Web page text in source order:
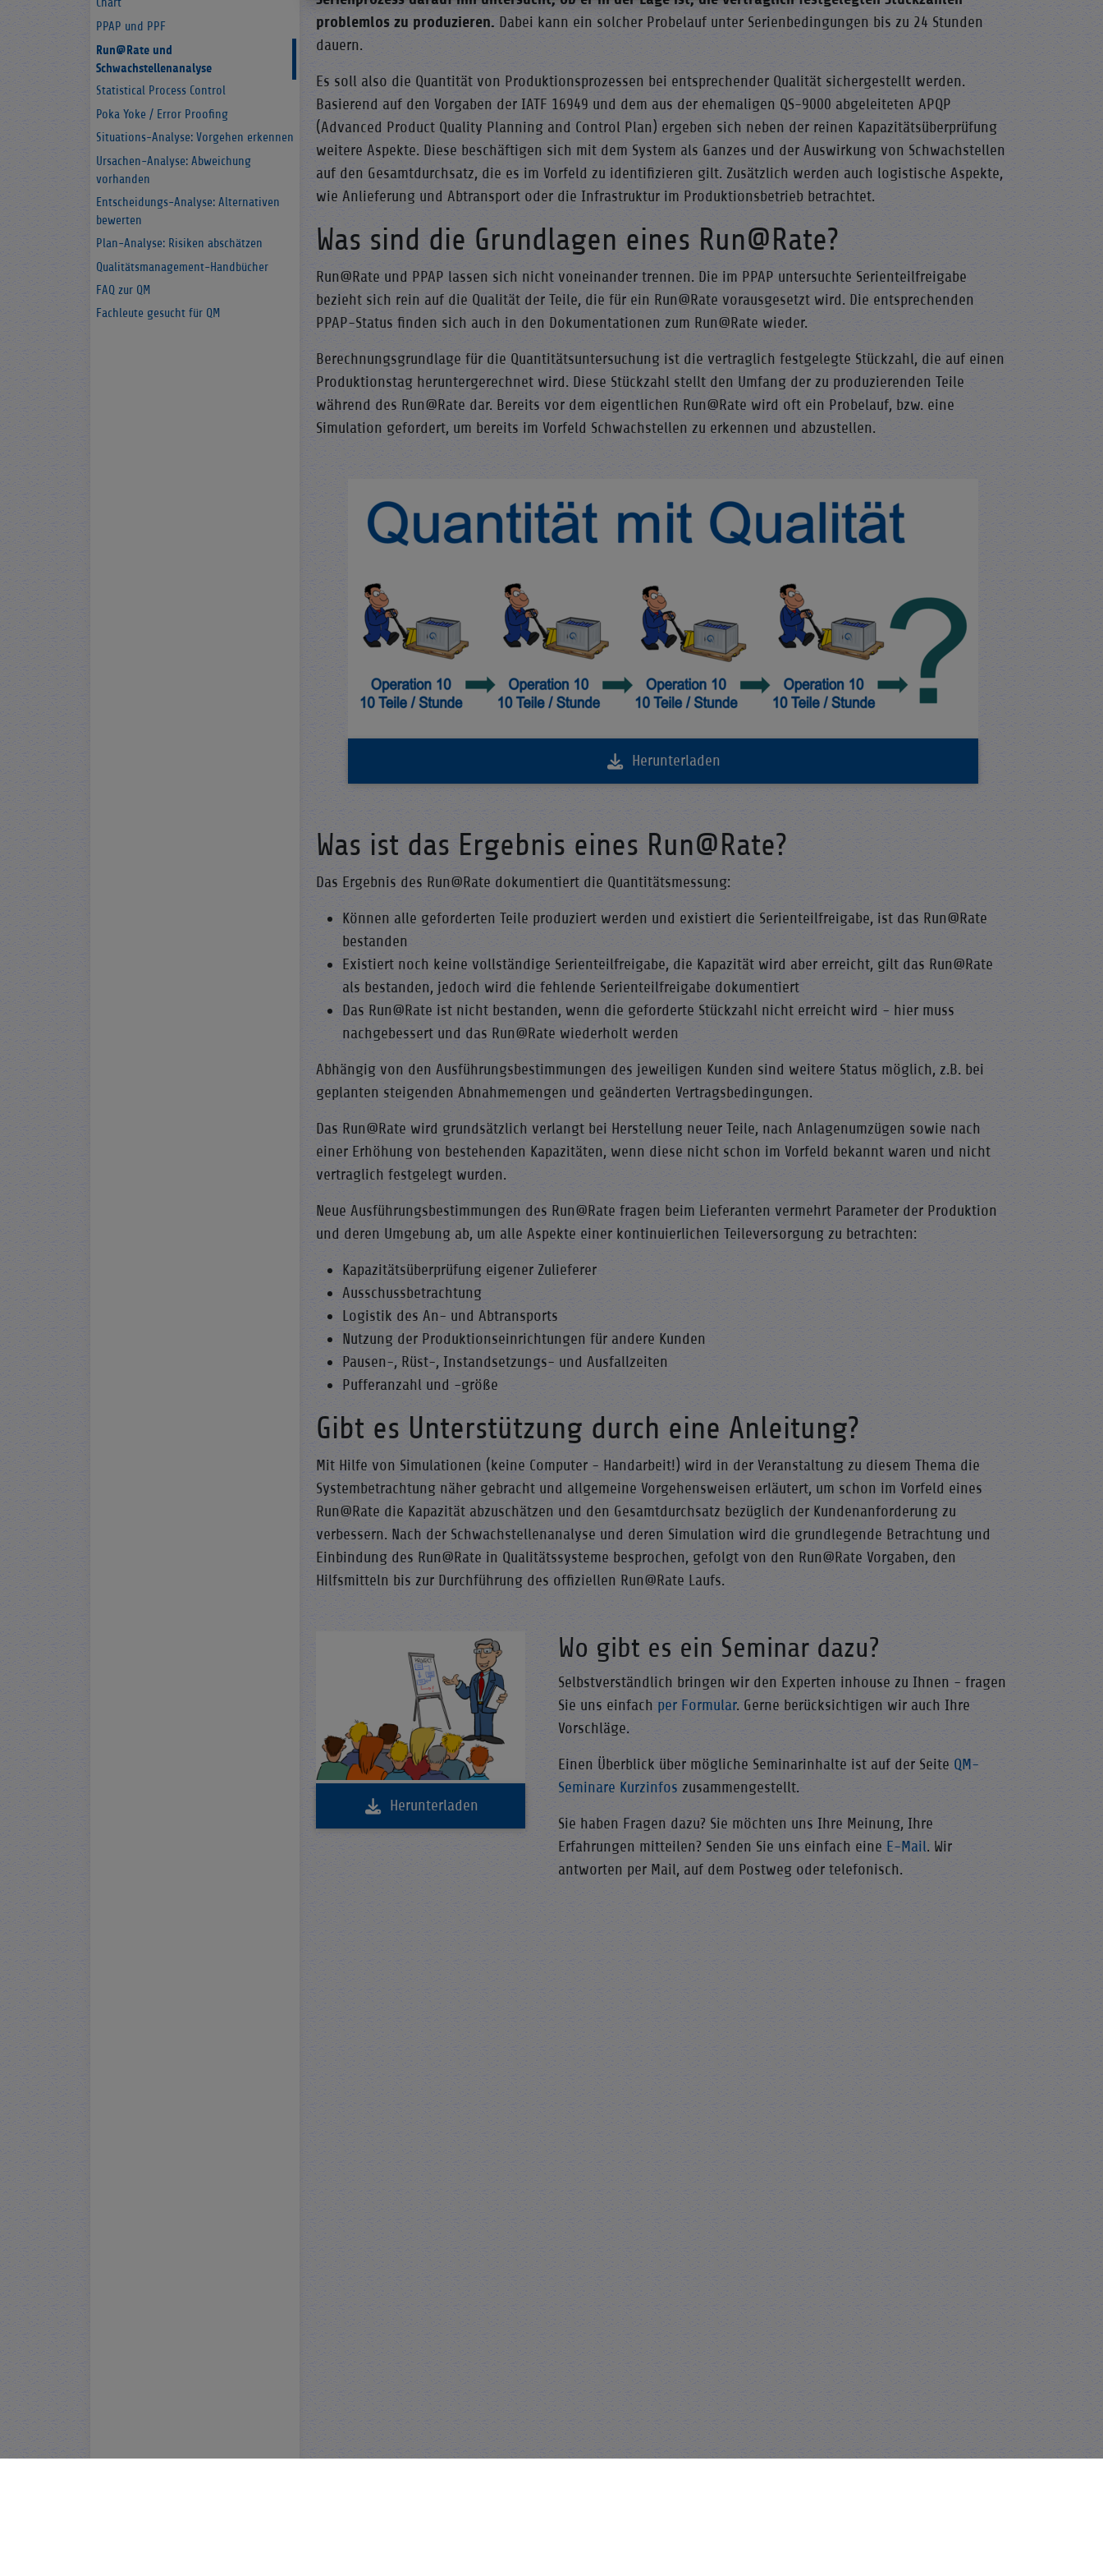
Chart
PPAP und PPF
Run@Rate und
Schwachstellenanalyse
Statistical Process Control
Poka Yoke / Error Proofing
Situations-Analyse: Vorgehen erkennen
Ursachen-Analyse: Abweichung
vorhanden
Entscheidungs-Analyse: Alternativen
bewerten
Plan-Analyse: Risiken abschätzen
Qualitätsmanagement-Handbücher
FAQ zur QM
Fachleute gesucht für QM
problemlos zu produzieren. Dabei kann ein solcher Probelauf unter Serienbedingungen bis zu 24 Stunden
dauern.
Es soll also die Quantität von Produktionsprozessen bei entsprechender Qualität sichergestellt werden.
Basierend auf den Vorgaben der IATF 16949 und dem aus der ehemaligen QS-9000 abgeleiteten APQP
(Advanced Product Quality Planning and Control Plan) ergeben sich neben der reinen Kapazitätsüberprüfung
weitere Aspekte. Diese beschäftigen sich mit dem System als Ganzes und der Auswirkung von Schwachstellen
auf den Gesamtdurchsatz, die es im Vorfeld zu identifizieren gilt. Zusätzlich werden auch logistische Aspekte,
wie Anlieferung und Abtransport oder die Infrastruktur im Produktionsbetrieb betrachtet.
Was sind die Grundlagen eines Run@Rate?
Run@Rate und PPAP lassen sich nicht voneinander trennen. Die im PPAP untersuchte Serienteilfreigabe
bezieht sich rein auf die Qualität der Teile, die für ein Run@Rate vorausgesetzt wird. Die entsprechenden
PPAP-Status finden sich auch in den Dokumentationen zum Run@Rate wieder.
Berechnungsgrundlage für die Quantitätsuntersuchung ist die vertraglich festgelegte Stückzahl, die auf einen
Produktionstag heruntergerechnet wird. Diese Stückzahl stellt den Umfang der zu produzierenden Teile
während des Run@Rate dar. Bereits vor dem eigentlichen Run@Rate wird oft ein Probelauf, bzw. eine
Simulation gefordert, um bereits im Vorfeld Schwachstellen zu erkennen und abzustellen.
Herunterladen
Was ist das Ergebnis eines Run@Rate?
Das Ergebnis des Run@Rate dokumentiert die Quantitätsmessung:
Können alle geforderten Teile produziert werden und existiert die Serienteilfreigabe, ist das Run@Rate
bestanden
Existiert noch keine vollständige Serienteilfreigabe, die Kapazität wird aber erreicht, gilt das Run@Rate
als bestanden, jedoch wird die fehlende Serienteilfreigabe dokumentiert
Das Run@Rate ist nicht bestanden, wenn die geforderte Stückzahl nicht erreicht wird - hier muss
nachgebessert und das Run@Rate wiederholt werden
Abhängig von den Ausführungsbestimmungen des jeweiligen Kunden sind weitere Status möglich, z.B. bei
geplanten steigenden Abnahmemengen und geänderten Vertragsbedingungen.
Das Run@Rate wird grundsätzlich verlangt bei Herstellung neuer Teile, nach Anlagenumzügen sowie nach
einer Erhöhung von bestehenden Kapazitäten, wenn diese nicht schon im Vorfeld bekannt waren und nicht
vertraglich festgelegt wurden.
Neue Ausführungsbestimmungen des Run@Rate fragen beim Lieferanten vermehrt Parameter der Produktion
und deren Umgebung ab, um alle Aspekte einer kontinuierlichen Teileversorgung zu betrachten:
Kapazitätsüberprüfung eigener Zulieferer
Ausschussbetrachtung
Logistik des An- und Abtransports
Nutzung der Produktionseinrichtungen für andere Kunden
Pausen-, Rüst-, Instandsetzungs- und Ausfallzeiten
Pufferanzahl und -größe
Gibt es Unterstützung durch eine Anleitung?
Mit Hilfe von Simulationen (keine Computer - Handarbeit!) wird in der Veranstaltung zu diesem Thema die
Systembetrachtung näher gebracht und allgemeine Vorgehensweisen erläutert, um schon im Vorfeld eines
Run@Rate die Kapazität abzuschätzen und den Gesamtdurchsatz bezüglich der Kundenanforderung zu
verbessern. Nach der Schwachstellenanalyse und deren Simulation wird die grundlegende Betrachtung und
Einbindung des Run@Rate in Qualitätssysteme besprochen, gefolgt von den Run@Rate Vorgaben, den
Hilfsmitteln bis zur Durchführung des offiziellen Run@Rate Laufs.
Herunterladen
Wo gibt es ein Seminar dazu?
Selbstverständlich bringen wir den Experten inhouse zu Ihnen - fragen
Sie uns einfach per Formular. Gerne berücksichtigen wir auch Ihre
Vorschläge.
Einen Überblick über mögliche Seminarinhalte ist auf der Seite QM-
Seminare Kurzinfos zusammengestellt.
Sie haben Fragen dazu? Sie möchten uns Ihre Meinung, Ihre
Erfahrungen mitteilen? Senden Sie uns einfach eine E-Mail. Wir
antworten per Mail, auf dem Postweg oder telefonisch.